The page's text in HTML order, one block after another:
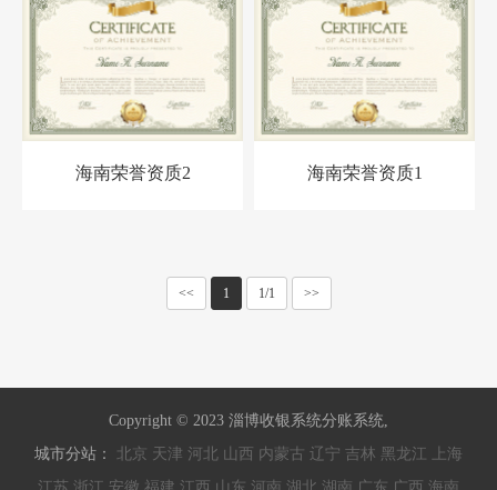
海南荣誉资质2 海南荣誉资质1
<< 1 1/1 >>
Copyright © 2023 淄博收银系统分账系统,
城市分站： 北京 天津 河北 山西 内蒙古 辽宁 吉林 黑龙江
上海